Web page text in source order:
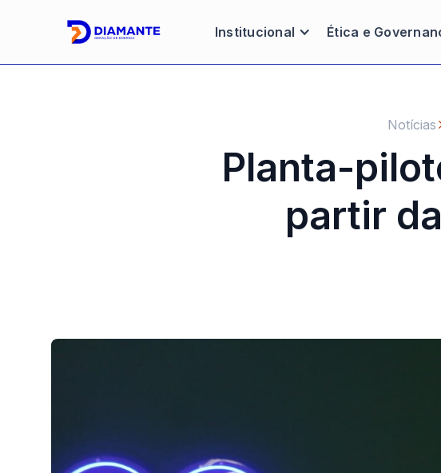
Institucional Ética e
Notícias
Planta-
partir